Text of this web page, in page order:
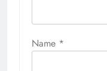
Name *